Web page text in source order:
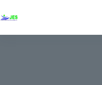
Inhalt
springen